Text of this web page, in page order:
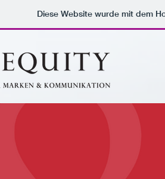
Diese Website wurde mit dem